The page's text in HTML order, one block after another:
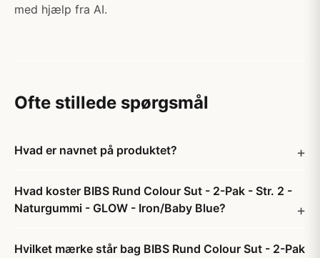
med hjælp fra AI.
Ofte stillede spørgsmål
Hvad er navnet på produktet?
Hvad koster BIBS Rund Colour Sut - 2-Pak - Str. 2 -
Naturgummi - GLOW - Iron/Baby Blue?
Hvilket mærke står bag BIBS Rund Colour Sut - 2-Pak